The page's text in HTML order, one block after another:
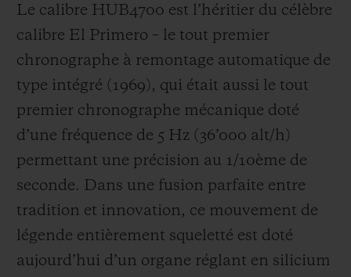
Le calibre HUB4700 est l’héritier du célèbre
calibre El Primero – le tout premier
chronographe à remontage automatique de
type intégré (1969), qui était aussi le tout
premier chronographe mécanique doté
d’une fréquence de 5 Hz ( 36’000 alt/h )
permettant une précision au 1/10ème de
seconde. Dans une fusion parfaite entre
tradition et innovation, ce mouvement de
légende entièrement squeletté est doté
aujourd’hui d’un organe réglant en silicium